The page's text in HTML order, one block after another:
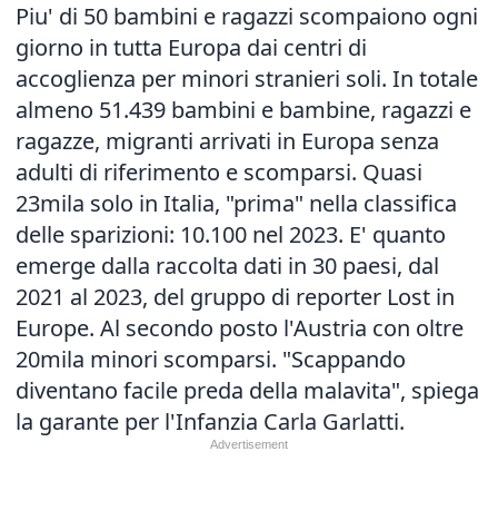
Piu' di 50 bambini e ragazzi scompaiono ogni
giorno in tutta Europa dai centri di
accoglienza per minori stranieri soli. In totale
almeno 51.439 bambini e bambine, ragazzi e
ragazze, migranti arrivati in Europa senza
adulti di riferimento e scomparsi. Quasi
23mila solo in Italia, "prima" nella classifica
delle sparizioni: 10.100 nel 2023. E' quanto
emerge dalla raccolta dati in 30 paesi, dal
2021 al 2023, del gruppo di reporter Lost in
Europe. Al secondo posto l'Austria con oltre
20mila minori scomparsi. "Scappando
diventano facile preda della malavita", spiega
la garante per l'Infanzia Carla Garlatti.